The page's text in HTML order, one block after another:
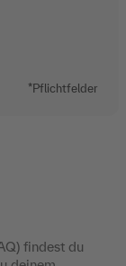
*Pflichtfelder
findest du